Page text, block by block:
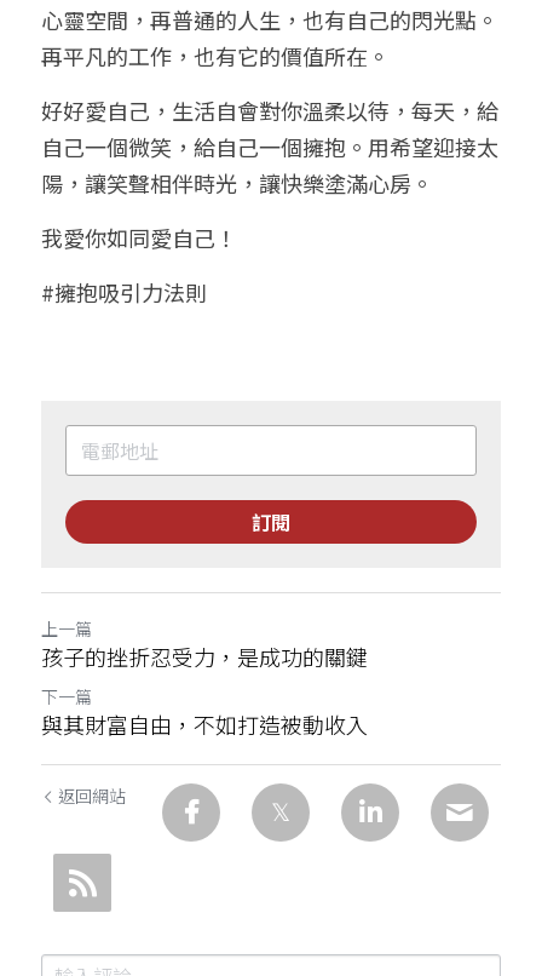
心靈空間，再普通的人生，也有自己的閃光點。
再平凡的工作，也有它的價值所在。
好好愛自己，生活自會對你溫柔以待，每天，給
自己一個微笑，給自己一個擁抱。用希望迎接太
陽，讓笑聲相伴時光，讓快樂塗滿心房。
我愛你如同愛自己！
#擁抱吸引力法則
訂閱
上一篇
孩子的挫折忍受力，是成功的關鍵
下一篇
與其財富自由，不如打造被動收入
返回網站